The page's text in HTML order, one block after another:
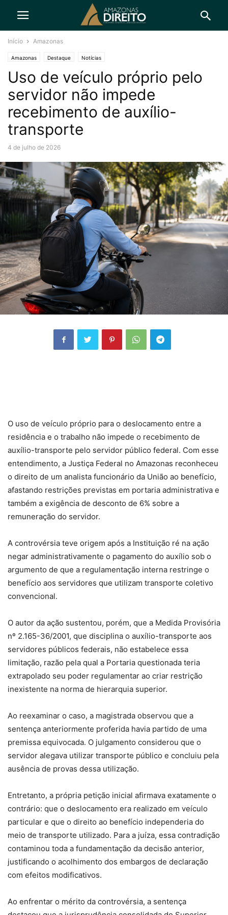
Início Amazonas
Amazonas Destaque Notícias
Uso de veículo próprio pelo
servidor não impede
recebimento de auxílio-
transporte
4 de julho de 2026
O uso de veículo próprio para o deslocamento entre a
residência e o trabalho não impede o recebimento de
auxílio-transporte pelo servidor público federal. Com esse
entendimento, a Justiça Federal no Amazonas reconheceu
o direito de um analista funcionário da União ao benefício,
afastando restrições previstas em portaria administrativa e
também a exigência de desconto de 6% sobre a
remuneração do servidor.
A controvérsia teve origem após a Instituição ré na ação
negar administrativamente o pagamento do auxílio sob o
argumento de que a regulamentação interna restringe o
benefício aos servidores que utilizam transporte coletivo
convencional.
O autor da ação sustentou, porém, que a Medida Provisória
nº 2.165-36/2001, que disciplina o auxílio-transporte aos
servidores públicos federais, não estabelece essa
limitação, razão pela qual a Portaria questionada teria
extrapolado seu poder regulamentar ao criar restrição
inexistente na norma de hierarquia superior.
Ao reexaminar o caso, a magistrada observou que a
sentença anteriormente proferida havia partido de uma
premissa equivocada. O julgamento considerou que o
servidor alegava utilizar transporte público e concluiu pela
ausência de provas dessa utilização.
Entretanto, a própria petição inicial afirmava exatamente o
contrário: que o deslocamento era realizado em veículo
particular e que o direito ao benefício independeria do
meio de transporte utilizado. Para a juíza, essa contradição
contaminou toda a fundamentação da decisão anterior,
justificando o acolhimento dos embargos de declaração
com efeitos modificativos.
Ao enfrentar o mérito da controvérsia, a sentença